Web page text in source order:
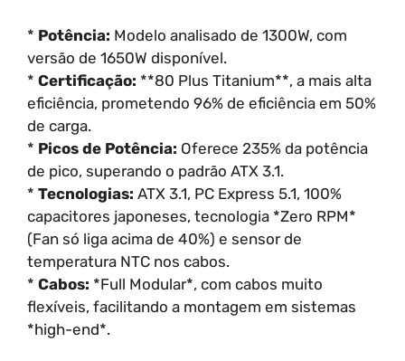
* Potência: Modelo analisado de 1300W, com
versão de 1650W disponível.
* Certificação: **80 Plus Titanium**, a mais alta
eficiência, prometendo 96% de eficiência em 50%
de carga.
* Picos de Potência: Oferece 235% da potência
de pico, superando o padrão ATX 3.1.
* Tecnologias: ATX 3.1, PC Express 5.1, 100%
capacitores japoneses, tecnologia *Zero RPM*
(Fan só liga acima de 40%) e sensor de
temperatura NTC nos cabos.
* Cabos: *Full Modular*, com cabos muito
flexíveis, facilitando a montagem em sistemas
*high-end*.